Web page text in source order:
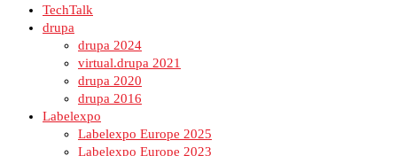
TechTalk
drupa
drupa 2024
virtual.drupa 2021
drupa 2020
drupa 2016
Labelexpo
Labelexpo Europe 2025
Labelexpo Europe 2023